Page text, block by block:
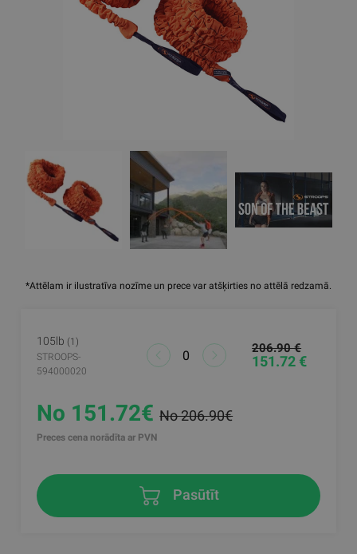
*Attēlam ir ilustratīva nozīme un prece var atšķirties no attēlā redzamā.
105lb (1)
STROOPS-
594000020
206.90 €
151.72 €
No 151.72€No 206.90€
Preces cena norādīta ar PVN
Pasūtīt